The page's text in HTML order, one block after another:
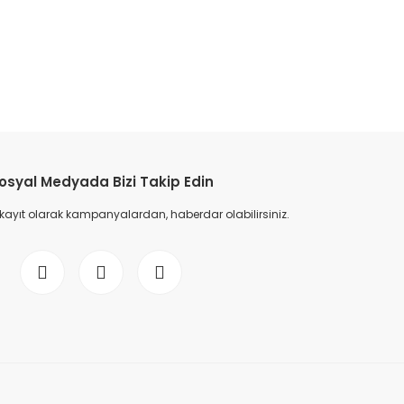
Medyada Bizi Takip Edin
olarak kampanyalardan, haberdar olabilirsiniz.